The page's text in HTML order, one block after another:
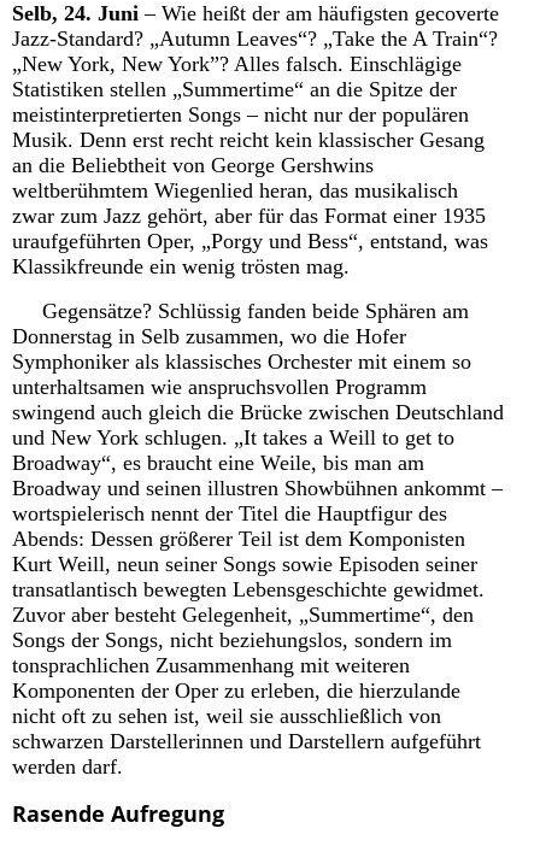
Selb, 24. Juni – Wie heißt der am häufigsten gecoverte
Jazz-Standard? „Autumn Leaves“? „Take the A Train“?
„New York, New York”? Alles falsch. Einschlägige
Statistiken stellen „Summertime“ an die Spitze der
meistinterpretierten Songs – nicht nur der populären
Musik. Denn erst recht reicht kein klassischer Gesang
an die Beliebtheit von George Gershwins
weltberühmtem Wiegenlied heran, das musikalisch
zwar zum Jazz gehört, aber für das Format einer 1935
uraufgeführten Oper, „Porgy und Bess“, entstand, was
Klassikfreunde ein wenig trösten mag.
Gegensätze? Schlüssig fanden beide Sphären am
Donnerstag in Selb zusammen, wo die Hofer
Symphoniker als klassisches Orchester mit einem so
unterhaltsamen wie anspruchsvollen Programm
swingend auch gleich die Brücke zwischen Deutschland
und New York schlugen. „It takes a Weill to get to
Broadway“, es braucht eine Weile, bis man am
Broadway und seinen illustren Showbühnen ankommt –
wortspielerisch nennt der Titel die Hauptfigur des
Abends: Dessen größerer Teil ist dem Komponisten
Kurt Weill, neun seiner Songs sowie Episoden seiner
transatlantisch bewegten Lebensgeschichte gewidmet.
Zuvor aber besteht Gelegenheit, „Summertime“, den
Songs der Songs, nicht beziehungslos, sondern im
tonsprachlichen Zusammenhang mit weiteren
Komponenten der Oper zu erleben, die hierzulande
nicht oft zu sehen ist, weil sie ausschließlich von
schwarzen Darstellerinnen und Darstellern aufgeführt
werden darf.
Rasende Aufregung